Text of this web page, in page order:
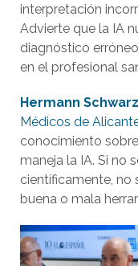
interpretación
Advierte que la IA
diagnóstico
en el profesional
Hermann
Médicos de
conocimiento
maneja la IA. Si no
científicamente, no
buena o mala